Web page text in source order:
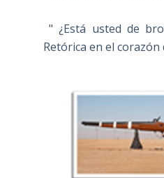
" ¿Está usted de
Retórica en el